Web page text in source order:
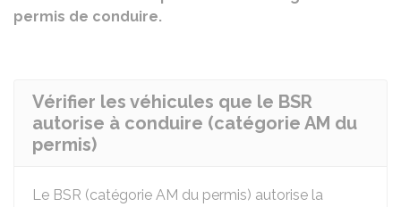
permis de conduire.
Vérifier les véhicules que le BSR
autorise à conduire (catégorie AM du
permis)
Le BSR (catégorie AM du permis) autorise la